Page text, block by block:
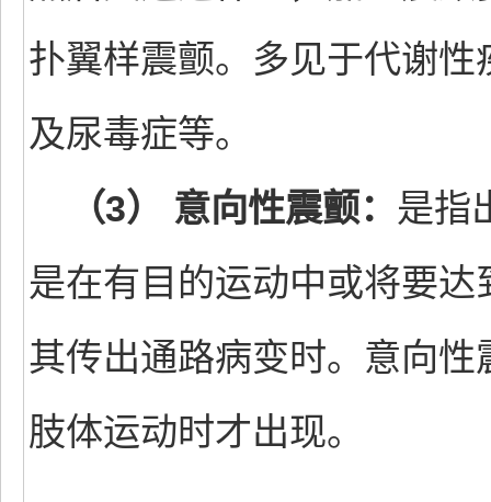
扑翼样震颤。多见于代谢
及尿毒症等。
（3） 意向性震颤： 是指
是在有目的运动中或将要
其传出通路病变时。意向
肢体运动时才出现。